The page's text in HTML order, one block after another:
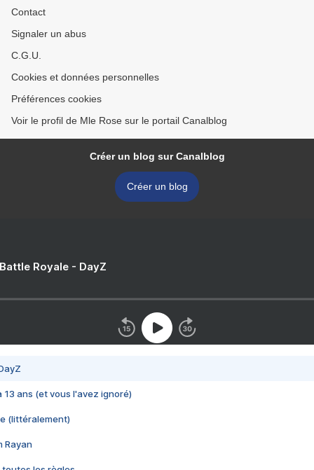
Contact
Signaler un abus
C.G.U.
Cookies et données personnelles
Préférences cookies
Voir le profil de Mle Rose sur le portail Canalblog
Créer un blog sur Canalblog
Créer un blog
Royale - DayZ
13 ans (et vous l'avez ignoré)
(littéralement)
Rayan